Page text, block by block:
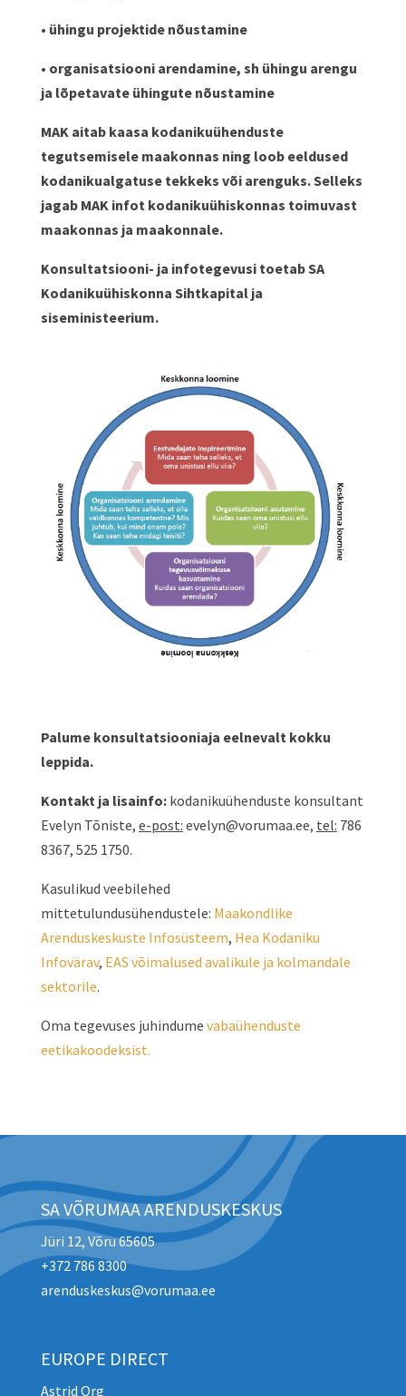
• ühingu projektide nõustamine
• organisatsiooni arendamine, sh ühingu arengu
ja lõpetavate ühingute nõustamine
MAK aitab kaasa kodanikuühenduste
tegutsemisele maakonnas ning loob eeldused
kodanikualgatuse tekkeks või arenguks. Selleks
jagab MAK infot kodanikuühiskonnas toimuvast
maakonnas ja maakonnale.
Konsultatsiooni- ja infotegevusi toetab SA
Kodanikuühiskonna Sihtkapital ja
siseministeerium.
Palume konsultatsiooniaja eelnevalt kokku
leppida.
Kontakt ja lisainfo:kodanikuühenduste konsultant
Evelyn Tõniste, e-post: evelyn@vorumaa.ee, tel: 786
8367, 525 1750.
Kasulikud veebilehed
mittetulundusühendustele: Maakondlike
Arenduskeskuste Infosüsteem, Hea Kodaniku
Infovärav, EAS võimalused avalikule ja kolmandale
sektorile.
Oma tegevuses juhindume vabaühenduste
eetikakoodeksist.
SA VÕRUMAA ARENDUSKESKUS
Jüri 12, Võru 65605
+372 786 8300
arenduskeskus@vorumaa.ee
EUROPE DIRECT
Astrid Org